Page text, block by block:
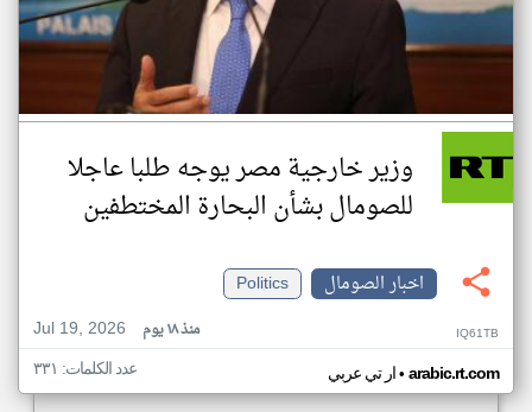
وزير خارجية مصر يوجه طلبا عاجلا
للصومال بشأن البحارة المختطفين
اخبار الصومال
Politics
Jul 19, 2026
منذ ١٨ يوم IQ61TB
ار تي عربي• arabic.rt.com عدد الكلمات: ٣٣١